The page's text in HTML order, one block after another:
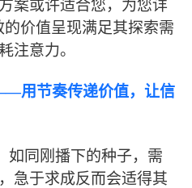
案或许适合您，为您详
价值呈现满足其探索需
注意力。
用节奏传递价值，让信
如同刚播下的种子，需
急于求成反而会适得其